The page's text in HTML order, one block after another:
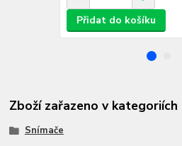
Přidat do košíku
Zboží zařazeno v kategoriích
Snímače